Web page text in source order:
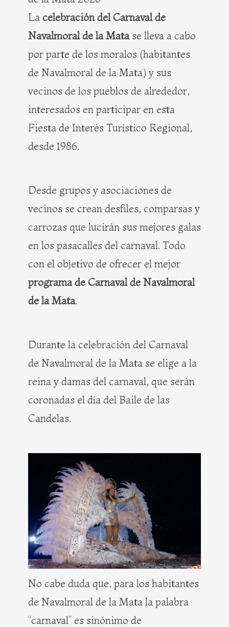
La celebración del Carnaval de
Navalmoral de la Matase lleva a cabo
por parte de los moralos (habitantes
de Navalmoral de la Mata) y sus
vecinos de los pueblos de alrededor,
interesados en participar en esta
Fiesta de Interés Turístico Regional,
desde 1986.
Desde grupos y asociaciones de
vecinos se crean desfiles, comparsas y
carrozas que lucirán sus mejores galas
en los pasacalles del carnaval. Todo
con el objetivo de ofrecer el mejor
programa de Carnaval de Navalmoral
de la Mata.
Durante la celebración del Carnaval
de Navalmoral de la Mata se elige a la
reina y damas del carnaval, que serán
coronadas el día del Baile de las
Candelas.
No cabe duda que, para los habitantes
de Navalmoral de la Mata la palabra
“carnaval” es sinónimo de